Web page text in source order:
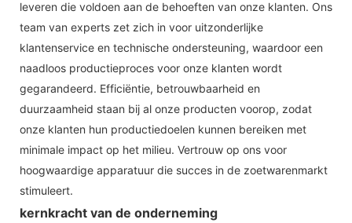
leveren die voldoen aan de behoeften van onze klanten. Ons
team van experts zet zich in voor uitzonderlijke
klantenservice en technische ondersteuning, waardoor een
naadloos productieproces voor onze klanten wordt
gegarandeerd. Efficiëntie, betrouwbaarheid en
duurzaamheid staan ​​bij al onze producten voorop, zodat
onze klanten hun productiedoelen kunnen bereiken met
minimale impact op het milieu. Vertrouw op ons voor
hoogwaardige apparatuur die succes in de zoetwarenmarkt
stimuleert.
kernkracht van de onderneming